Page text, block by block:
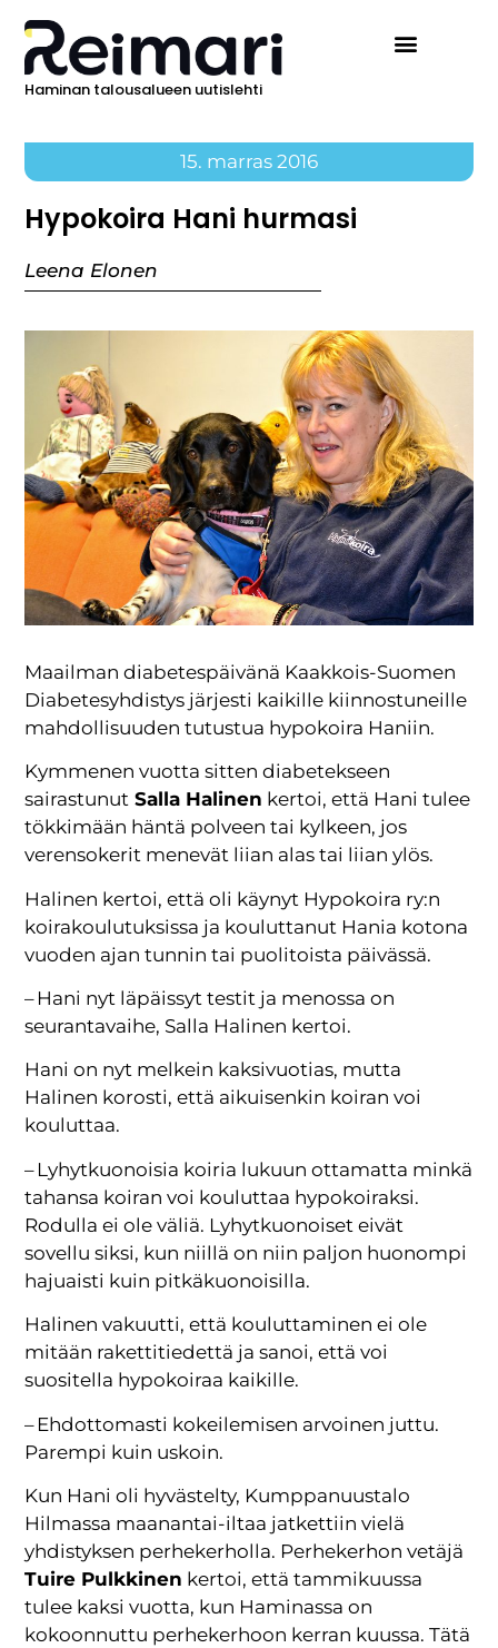
Haminan talousalueen uutislehti
15. marras 2016
Hypokoira Hani hurmasi
Leena Elonen
Maailman diabetespäivänä Kaakkois-Suomen
Diabetes­yhdistys järjesti kaikille kiinnostuneille
mahdollisuuden tutustua hypokoira Haniin.
Kymmenen vuotta sitten diabetekseen
sairastunut Salla Halinen kertoi, että Hani tulee
tökkimään häntä polveen tai kylkeen, jos
verensokerit menevät liian alas tai liian ylös.
Halinen kertoi, että oli käynyt Hypokoira ry:n
koirakoulutuksissa ja kouluttanut Hania kotona
vuoden ajan tunnin tai puolitoista päivässä.
– Hani nyt läpäissyt testit ja menossa on
seurantavaihe, Salla Halinen kertoi.
Hani on nyt melkein kaksivuotias, mutta
Halinen korosti, että aikuisenkin koiran voi
kouluttaa.
– Lyhytkuonoisia koiria lukuun ottamatta minkä
tahansa koiran voi kouluttaa hypokoiraksi.
Rodulla ei ole väliä. Lyhytkuonoiset eivät
sovellu siksi, kun niillä on niin paljon huonompi
hajuaisti kuin pitkäkuonoisilla.
Halinen vakuutti, että kouluttaminen ei ole
mitään rakettitiedettä ja sanoi, että voi
suositella hypokoiraa kaikille.
– Ehdottomasti kokeilemisen arvoinen juttu.
Parempi kuin uskoin.
Kun Hani oli hyvästelty, Kumppanuustalo
Hilmassa maanantai-iltaa jatkettiin vielä
yhdistyksen perhekerholla. Perhekerhon vetäjä
Tuire Pulkkinen kertoi, että tammikuussa
tulee kaksi vuotta, kun Haminassa on
kokoonnuttu perhekerhoon kerran kuussa. Tätä